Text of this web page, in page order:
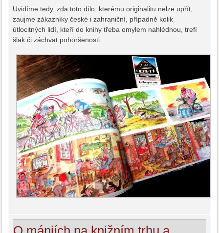
Uvidíme tedy, zda toto dílo, kterému originalitu nelze upřít,
zaujme zákazníky české i zahraniční, případně kolik
útlocitných lidí, kteří do knihy třeba omylem nahlédnou, trefí
šlak či záchvat pohoršenosti.